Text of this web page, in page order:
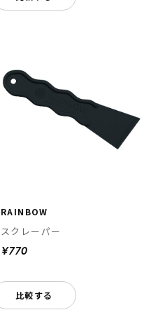
RAINBOW
スクレーパー
¥770
比較する